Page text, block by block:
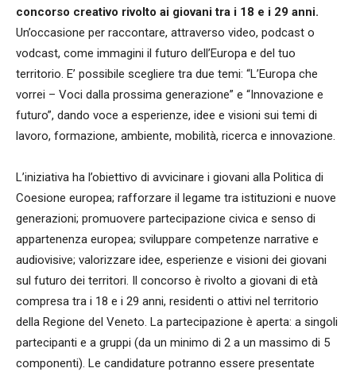
concorso creativo rivolto ai giovani tra i 18 e i 29 anni.
Un’occasione per raccontare, attraverso video, podcast o
vodcast, come immagini il futuro dell’Europa e del tuo
territorio. E’ possibile scegliere tra due temi: “L’Europa che
vorrei – Voci dalla prossima generazione” e “Innovazione e
futuro”, dando voce a esperienze, idee e visioni sui temi di
lavoro, formazione, ambiente, mobilità, ricerca e innovazione.
L’iniziativa ha l’obiettivo di avvicinare i giovani alla Politica di
Coesione europea; rafforzare il legame tra istituzioni e nuove
generazioni; promuovere partecipazione civica e senso di
appartenenza europea; sviluppare competenze narrative e
audiovisive; valorizzare idee, esperienze e visioni dei giovani
sul futuro dei territori. Il concorso è rivolto a giovani di età
compresa tra i 18 e i 29 anni, residenti o attivi nel territorio
della Regione del Veneto. La partecipazione è aperta: a singoli
partecipanti e a gruppi (da un minimo di 2 a un massimo di 5
componenti). Le candidature potranno essere presentate